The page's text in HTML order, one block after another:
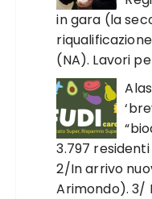
in gara (la
(NA). Lavori
3.797
2/In arrivo
Arimondo). 3/